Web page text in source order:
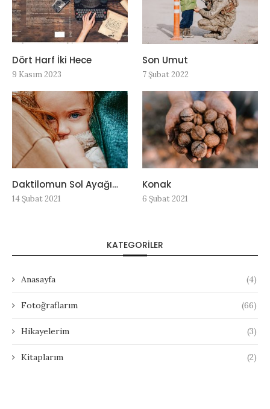
Dört Harf İki Hece
9 Kasım 2023
Son Umut
7 Şubat 2022
Daktilomun Sol Ayağı…
14 Şubat 2021
Konak
6 Şubat 2021
KATEGORILER
Anasayfa (4)
Fotoğraflarım (66)
Hikayelerim (3)
Kitaplarım (2)